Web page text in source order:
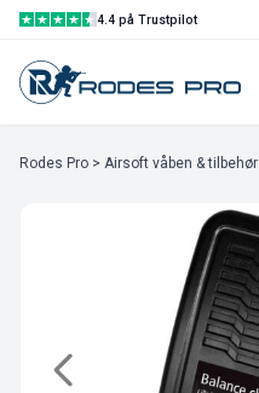
4.4 på Trustpilot
Rodes Pro > Airsoft våben & tilbehør